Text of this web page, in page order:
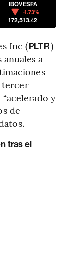
IBOVESPA
-1.73%
172,513.42
Inc (PLTR)
a
tercer
y
de
tras el